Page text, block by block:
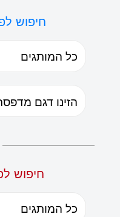
חיפוש
חיפוש